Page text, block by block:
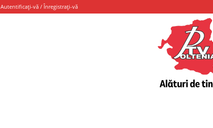
Autentificați-vă / Înregistrați-vă